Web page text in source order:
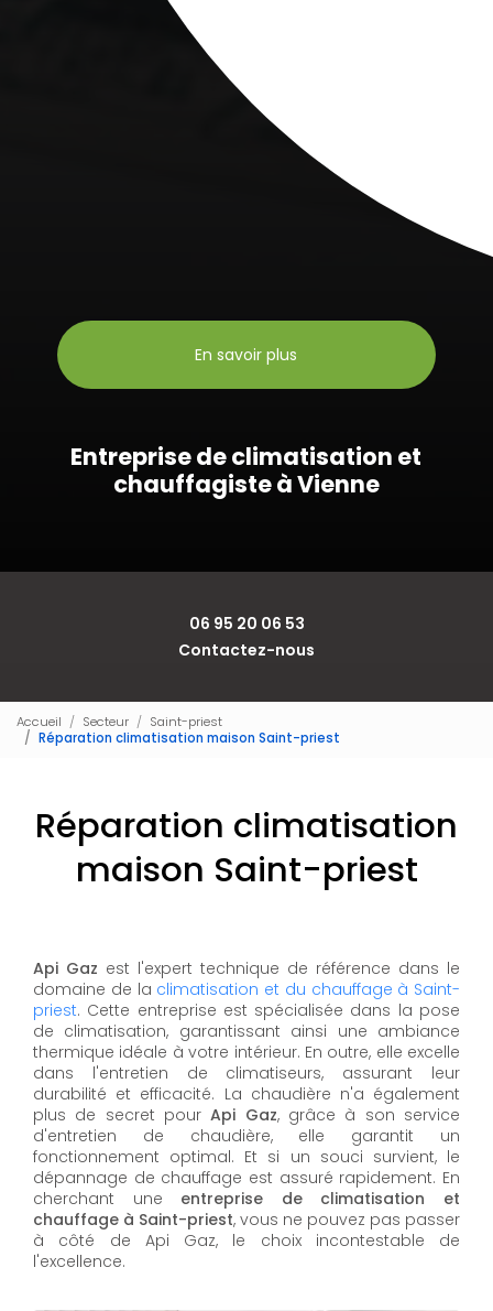
En savoir plus
Entreprise de climatisation et
chauffagiste à Vienne
06 95 20 06 53
Contactez-nous
Accueil Secteur
Saint-priest
Réparation climatisation maison Saint-priest
Réparation climatisation
maison Saint-priest
Api Gaz est l'expert technique de référence dans le
domaine de la climatisation et du chauffage à Saint-
priest. Cette entreprise est spécialisée dans la pose
de climatisation, garantissant ainsi une ambiance
thermique idéale à votre intérieur. En outre, elle excelle
dans l'entretien de climatiseurs, assurant leur
durabilité et efficacité. La chaudière n'a également
plus de secret pourApi Gaz, grâce à son service
d'entretien de chaudière, elle garantit un
fonctionnement optimal. Et si un souci survient, le
dépannage de chauffage est assuré rapidement. En
cherchant une entreprise de climatisation et
chauffage à Saint-priest, vous ne pouvez pas passer
à côté de Api Gaz, le choix incontestable de
l'excellence.